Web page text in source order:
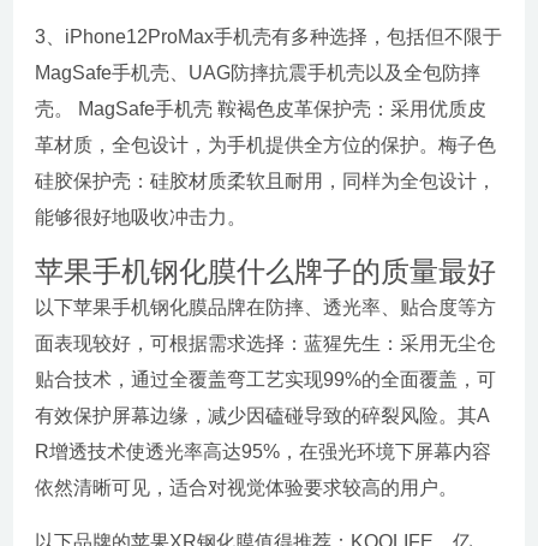
3、iPhone12ProMax手机壳有多种选择，包括但不限于
MagSafe手机壳、UAG防摔抗震手机壳以及全包防摔
壳。 MagSafe手机壳 鞍褐色皮革保护壳：采用优质皮
革材质，全包设计，为手机提供全方位的保护。梅子色
硅胶保护壳：硅胶材质柔软且耐用，同样为全包设计，
能够很好地吸收冲击力。
苹果手机钢化膜什么牌子的质量最好
以下苹果手机钢化膜品牌在防摔、透光率、贴合度等方
面表现较好，可根据需求选择：蓝猩先生：采用无尘仓
贴合技术，通过全覆盖弯工艺实现99%的全面覆盖，可
有效保护屏幕边缘，减少因磕碰导致的碎裂风险。其A
R增透技术使透光率高达95%，在强光环境下屏幕内容
依然清晰可见，适合对视觉体验要求较高的用户。